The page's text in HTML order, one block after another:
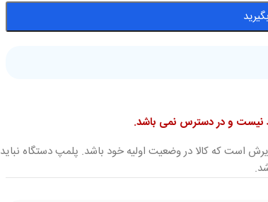
نیست و در دسترس نمی باشد.
است که کالا در وضعیت اولیه خود باشد. پلمپ دستگاه نباید